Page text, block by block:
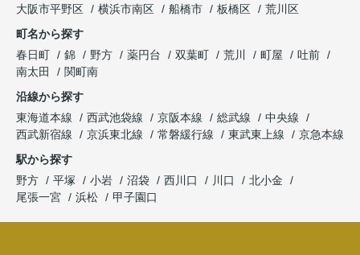
大阪市平野区
横浜市南区 船橋市 板橋区
荒川区
町名から探す
春日町
錦 野方 薬円台 双葉町 荒川 町屋
吐前
南太田
関町南
沿線から探す
東海道本線
西武池袋線 京阪本線 総武線
中央線
西武新宿線
京浜東北線 常磐緩行線 東武東上線
京急本線
駅から探す
野方
平塚 小岩 沼袋 西川口 川口
北小金
尾張一宮
浜松 甲子園口